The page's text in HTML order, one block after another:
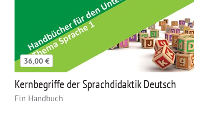
36,00 €
Kernbegriffe der Sprachdidaktik Deutsch
Ein Handbuch